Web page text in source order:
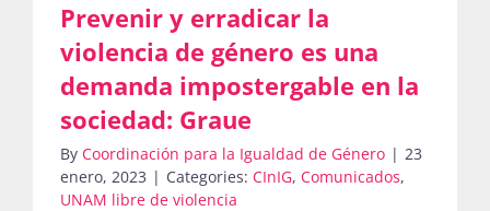
Prevenir y erradicar la
violencia de género es una
demanda impostergable en la
sociedad: Graue
By Coordinación para la Igualdad de Género | 23
enero, 2023 | Categories: CInIG, Comunicados,
UNAM libre de violencia